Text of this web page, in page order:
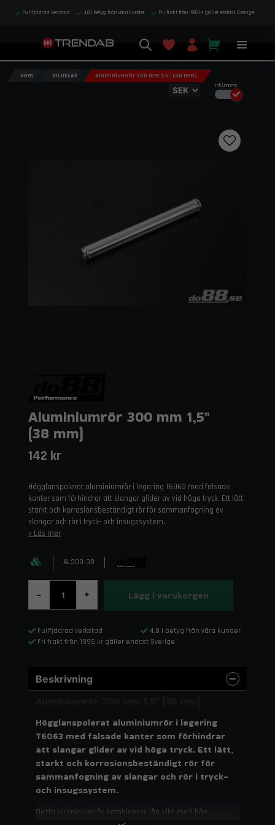
Fullfjädrad verkstad 4,8 i betyg från våra kunder Fri frakt från 1995 kr gäller endast Sverige
Inkl.moms
Hem BILDELAR Aluminiumrör 300 mm 1,5" (38 mm)
Aluminiumrör 300 mm 1,5"
(38 mm)
142 kr
Högglanspolerat aluminiumrör i legering T6063 med falsade
kanter som förhindrar att slangar glider av vid höga tryck. Ett lätt,
starkt och korrosionsbeständigt rör för sammanfogning av
slangar och rör i tryck- och insugssystem.
Läs mer
AL300-38
- + Lägg i varukorgen
Fullfjädrad verkstad
4,8 i betyg från våra kunder
Fri frakt från 1995 kr gäller endast Sverige
Beskrivning
Högglanspolerat aluminiumrör i legering
T6063 med falsade kanter som förhindrar
att slangar glider av vid höga tryck. Ett lätt,
starkt och korrosionsbeständigt rör för
sammanfogning av slangar och rör i tryck-
och insugssystem.
Detta aluminiumrör kombinerar låg vikt med hög